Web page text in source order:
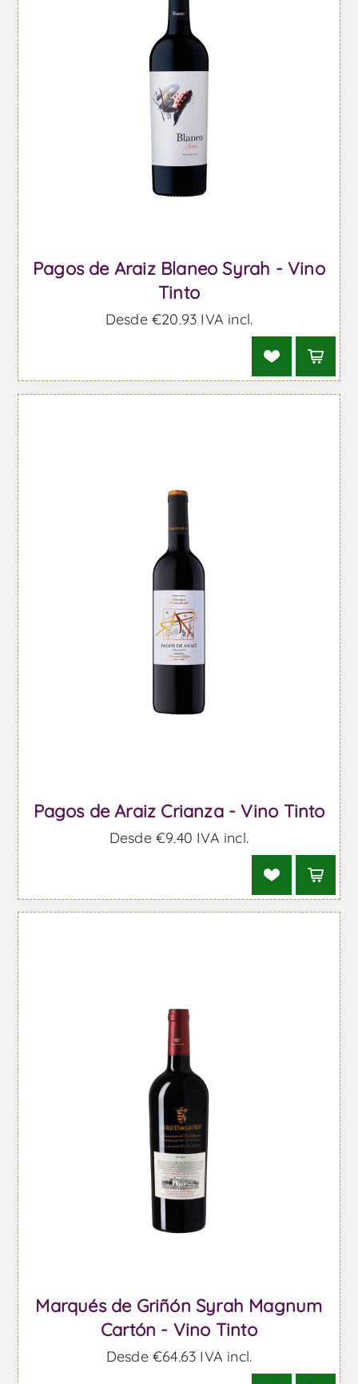
Pagos de Araiz Blaneo Syrah - Vino
Tinto
Desde €20,93 IVA incl.
Pagos de Araiz Crianza - Vino Tinto
Desde €9,40 IVA incl.
Marqués de Griñón Syrah Magnum
Cartón - Vino Tinto
Desde €64,63 IVA incl.